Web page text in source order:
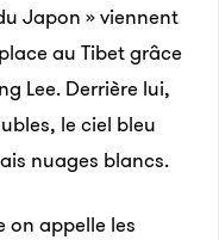
Japon » viennent
au Tibet grâce
Lee. Derrière lui,
le ciel bleu
nuages blancs.
on appelle les